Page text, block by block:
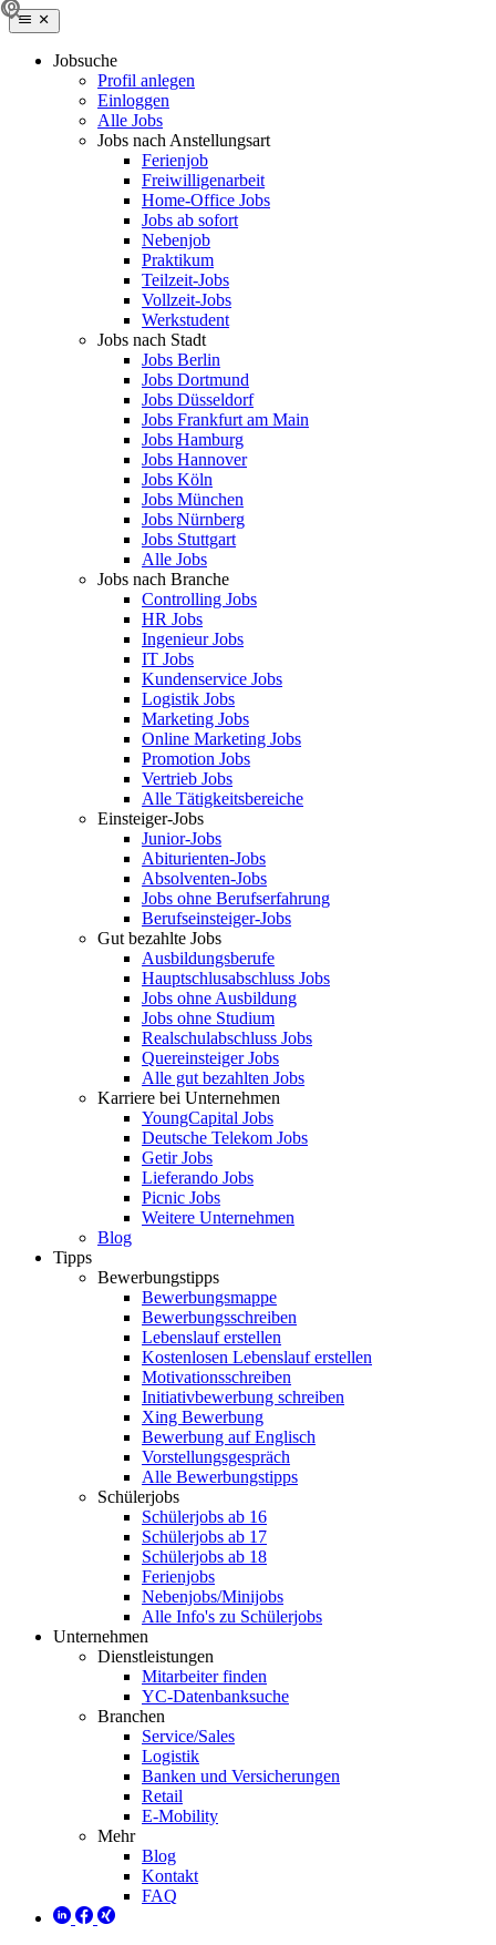
Jobsuche
Profil anlegen
Einloggen
Alle Jobs
Jobs nach Anstellungsart
Ferienjob
Freiwilligenarbeit
Home-Office Jobs
Jobs ab sofort
Nebenjob
Praktikum
Teilzeit-Jobs
Vollzeit-Jobs
Werkstudent
Jobs nach Stadt
Jobs Berlin
Jobs Dortmund
Jobs Düsseldorf
Jobs Frankfurt am Main
Jobs Hamburg
Jobs Hannover
Jobs Köln
Jobs München
Jobs Nürnberg
Jobs Stuttgart
Alle Jobs
Jobs nach Branche
Controlling Jobs
HR Jobs
Ingenieur Jobs
IT Jobs
Kundenservice Jobs
Logistik Jobs
Marketing Jobs
Online Marketing Jobs
Promotion Jobs
Vertrieb Jobs
Alle Tätigkeitsbereiche
Einsteiger-Jobs
Junior-Jobs
Abiturienten-Jobs
Absolventen-Jobs
Jobs ohne Berufserfahrung
Berufseinsteiger-Jobs
Gut bezahlte Jobs
Ausbildungsberufe
Hauptschlusabschluss Jobs
Jobs ohne Ausbildung
Jobs ohne Studium
Realschulabschluss Jobs
Quereinsteiger Jobs
Alle gut bezahlten Jobs
Karriere bei Unternehmen
YoungCapital Jobs
Deutsche Telekom Jobs
Getir Jobs
Lieferando Jobs
Picnic Jobs
Weitere Unternehmen
Blog
Tipps
Bewerbungstipps
Bewerbungsmappe
Bewerbungsschreiben
Lebenslauf erstellen
Kostenlosen Lebenslauf erstellen
Motivationsschreiben
Initiativbewerbung schreiben
Xing Bewerbung
Bewerbung auf Englisch
Vorstellungsgespräch
Alle Bewerbungstipps
Schülerjobs
Schülerjobs ab 16
Schülerjobs ab 17
Schülerjobs ab 18
Ferienjobs
Nebenjobs/Minijobs
Alle Info's zu Schülerjobs
Unternehmen
Dienstleistungen
Mitarbeiter finden
YC-Datenbanksuche
Branchen
Service/Sales
Logistik
Banken und Versicherungen
Retail
E-Mobility
Mehr
Blog
Kontakt
FAQ